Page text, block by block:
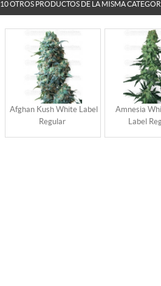
10 OTROS PRODUCTOS DE LA MISMA
Afghan Kush White Label
Regular
Amnesia
Label